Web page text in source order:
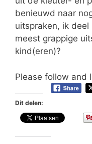
benieuwd naar
uitspraken, ik deel
meest grappige
kind(eren)?
Please follow and
Dit delen: